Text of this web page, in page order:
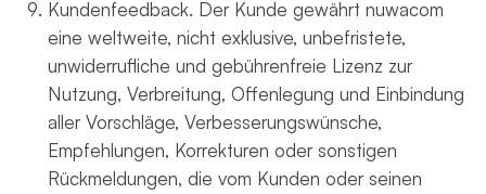
Kundenfeedback. Der Kunde gewährt nuwacom
eine weltweite, nicht exklusive, unbefristete,
unwiderrufliche und gebührenfreie Lizenz zur
Nutzung, Verbreitung, Offenlegung und Einbindung
aller Vorschläge, Verbesserungswünsche,
Empfehlungen, Korrekturen oder sonstigen
Rückmeldungen, die vom Kunden oder seinen